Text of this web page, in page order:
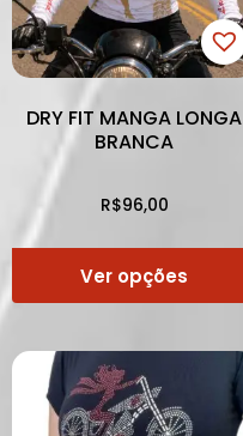
DRY FIT MANGA LONGA
BRANCA
R$96,00
Ver opções